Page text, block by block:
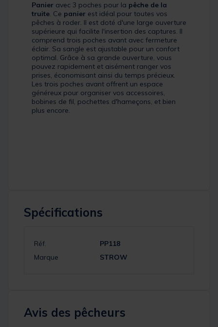
Panier avec 3 poches pour la pêche de la
truite. Ce panier est idéal pour toutes vos
pêches à roder. Il est doté d'une large ouverture
supérieure qui facilite l'insertion des captures. Il
comprend trois poches avant avec fermeture
éclair. Sa sangle est ajustable pour un confort
optimal. Grâce à sa grande ouverture, vous
pouvez rapidement et aisément ranger vos
prises, économisant ainsi du temps précieux.
Les trois poches avant offrent un espace
généreux pour organiser vos accessoires,
bobines de fil, pochettes d'hameçons, et bien
plus encore.
Spécifications
Réf.
PP118
Marque
STROW
Avis des pêcheurs